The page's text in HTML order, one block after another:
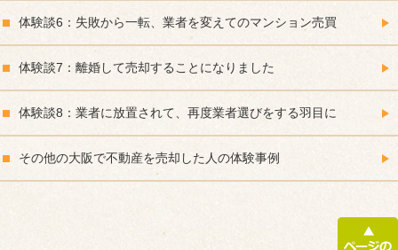
体験談6：失敗から一転、業者を変えてのマンション売買
体験談7：離婚して売却することになりました
体験談8：業者に放置されて、再度業者選びをする羽目に
その他の大阪で不動産を売却した人の体験事例